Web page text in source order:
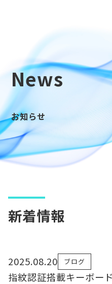
News
お知らせ
新着情報
2025.08.20 ブログ
指紋認証搭載キーボー